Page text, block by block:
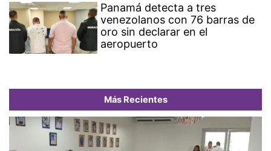
Panamá detecta a tres
venezolanos con 76 barras de
oro sin declarar en el
aeropuerto
Más Recientes